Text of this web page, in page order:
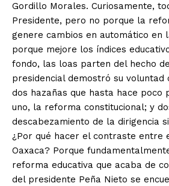
Gordillo Morales. Curiosamente,
Presidente, pero no porque la
genere cambios en automático en
porque mejore los índices
fondo, las loas parten del hecho
presidencial demostró su voluntad
dos hazañas que hasta hace poco
uno, la reforma constitucional; y
descabezamiento de la dirigencia
¿Por qué hacer el contraste entre
Oaxaca? Porque
reforma educativa que acaba de
del presidente Peña Nieto se